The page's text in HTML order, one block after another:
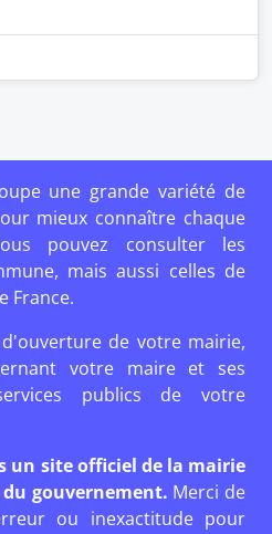
une grande variété de
mieux connaître chaque
pouvez consulter les
mais aussi celles de
France.
de votre mairie,
votre maire et ses
publics de votre
un site officiel de la mairie
gouvernement. Merci de
ou inexactitude pour